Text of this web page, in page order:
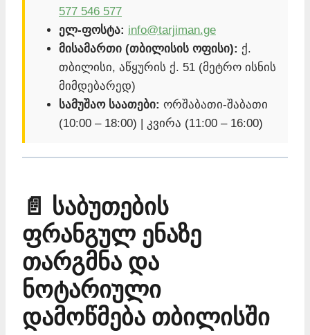
577 546 577
ელ-ფოსტა: info@tarjiman.ge
მისამართი (თბილისის ოფისი): ქ.
თბილისი, აწყურის ქ. 51 (მეტრო ისნის
მიმდებარედ)
სამუშაო საათები: ორშაბათი-შაბათი
(10:00 – 18:00) | კვირა (11:00 – 16:00)
📄 საბუთების
ფრანგულ ენაზე
თარგმნა და
ნოტარიული
დამოწმება თბილისში